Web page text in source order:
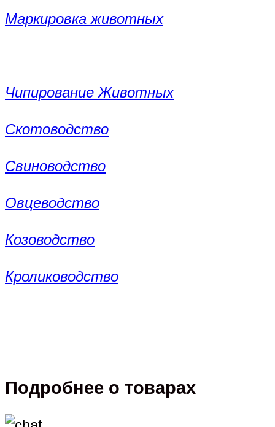
Маркировка животных
Чипирование Животных
Скотоводство
Свиноводство
Овцеводство
Козоводство
Кролиководство
Подробнее о товарах